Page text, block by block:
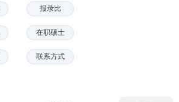
报录比
在职硕士
联系方式